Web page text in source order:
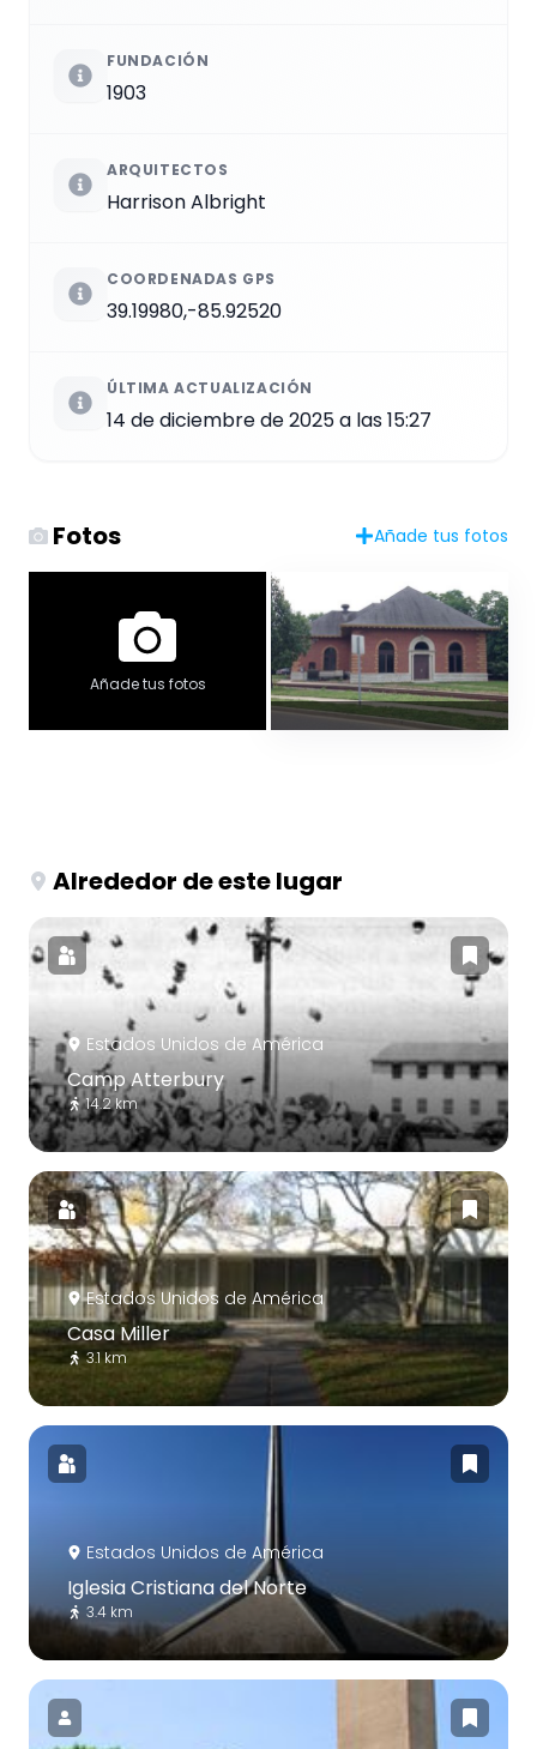
FUNDACIÓN
1903
ARQUITECTOS
Harrison Albright
COORDENADAS GPS
39.19980,-85.92520
ÚLTIMA ACTUALIZACIÓN
14 de diciembre de 2025 a las 15:27
Fotos Añade tus fotos
Añade tus fotos
Alrededor de este lugar
Estados Unidos de América
Camp Atterbury
14.2 km
Estados Unidos de América
Casa Miller
3.1 km
Estados Unidos de América
Iglesia Cristiana del Norte
3.4 km